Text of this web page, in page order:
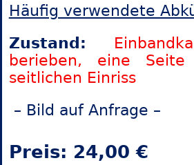
Häufig verwendete
Zustand:
berieben, eine
seitlichen Einriss
– Bild auf Anfrage –
Preis: 24,00 €